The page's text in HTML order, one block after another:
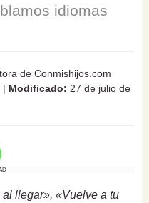
idiomas
de Conmishijos.com
| Modificado: 27 de julio de
llegar», «Vuelve a tu